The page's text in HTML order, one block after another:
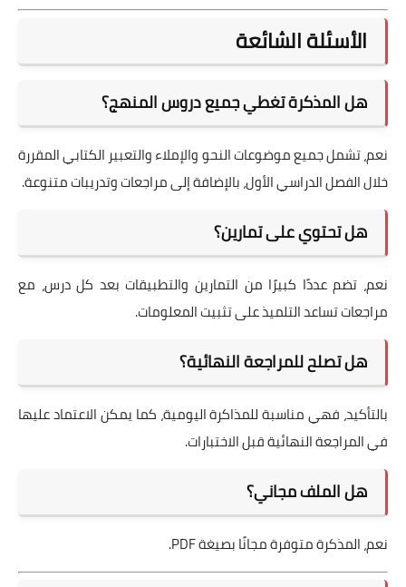
الأسئلة الشائعة
هل المذكرة تغطي جميع دروس المنهج؟
نعم، تشمل جميع موضوعات النحو والإملاء والتعبير الكتابي المقررة
خلال الفصل الدراسي الأول، بالإضافة إلى مراجعات وتدريبات متنوعة.
هل تحتوي على تمارين؟
نعم، تضم عددًا كبيرًا من التمارين والتطبيقات بعد كل درس، مع
مراجعات تساعد التلميذ على تثبيت المعلومات.
هل تصلح للمراجعة النهائية؟
بالتأكيد، فهي مناسبة للمذاكرة اليومية، كما يمكن الاعتماد عليها
في المراجعة النهائية قبل الاختبارات.
هل الملف مجاني؟
نعم، المذكرة متوفرة مجانًا بصيغة PDF.